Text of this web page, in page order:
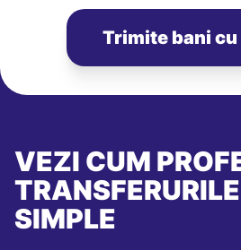
Trimite bani cu
VEZI CUM
SIMPLE